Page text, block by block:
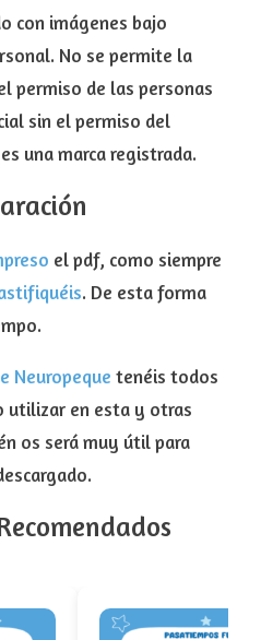
con imágenes bajo
No se permite la
permiso de las personas
sin el permiso del
una marca registrada.
el pdf, como siempre
. De esta forma
Neuropeque tenéis todos
utilizar en esta y otras
os será muy útil para